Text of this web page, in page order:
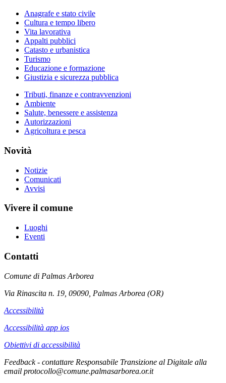
Anagrafe e stato civile
Cultura e tempo libero
Vita lavorativa
Appalti pubblici
Catasto e urbanistica
Turismo
Educazione e formazione
Giustizia e sicurezza pubblica
Tributi, finanze e contravvenzioni
Ambiente
Salute, benessere e assistenza
Autorizzazioni
Agricoltura e pesca
Novità
Notizie
Comunicati
Avvisi
Vivere il comune
Luoghi
Eventi
Contatti
Comune di Palmas Arborea
Via Rinascita n. 19, 09090, Palmas Arborea (OR)
Accessibilità
Accessibilità app ios
Obiettivi di accessibilità
Feedback - contattare Responsabile Transizione al Digitale alla
email protocollo@comune.palmasarborea.or.it